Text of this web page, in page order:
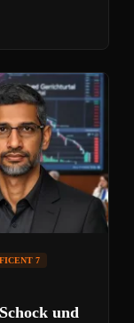
7
und